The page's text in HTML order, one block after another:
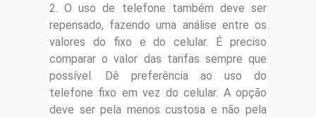
2. O uso de telefone também deve ser
repensado, fazendo uma análise entre os
valores do fixo e do celular. É preciso
comparar o valor das tarifas sempre que
possível. Dê preferência ao uso do
telefone fixo em vez do celular. A opção
deve ser pela menos custosa e não pela